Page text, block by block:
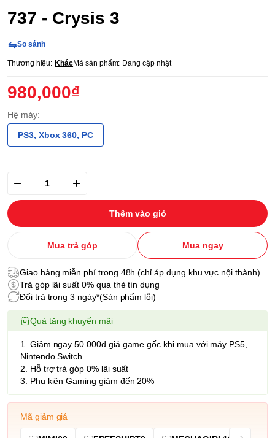
737 - Crysis 3
So sánh
Thương hiệu: KhácMã sản phẩm: Đang cập nhật
980,000₫
Hệ máy:
PS3, Xbox 360, PC
Thêm vào giỏ
Mua trả góp Mua ngay
Giao hàng miễn phí trong 48h (chỉ áp dụng khu vực nội thành)
Trả góp lãi suất 0% qua thẻ tín dụng
Đổi trả trong 3 ngày*(Sản phẩm lỗi)
Quà tặng khuyến mãi
1. Giảm ngay 50.000đ giá game gốc khi mua với máy PS5,
Nintendo Switch
2. Hỗ trợ trả góp 0% lãi suất
3. Phụ kiện Gaming giảm đến 20%
Mã giảm giá